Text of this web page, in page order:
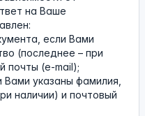
на Ваше
если Вами
(последнее – при
почты (e-mail);
указаны фамилия,
наличии) и почтовый